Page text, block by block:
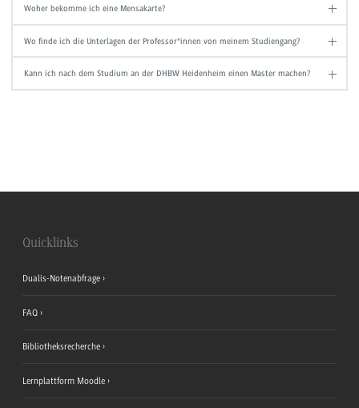
Woher bekomme ich eine Mensakarte?
Wo finde ich die Unterlagen der Professor*innen von meinem Studiengang?
Kann ich nach dem Studium an der DHBW Heidenheim einen Master machen?
Quicklinks
Dualis-Notenabfrage
FAQ
Bibliotheksrecherche
Lernplattform Moodle